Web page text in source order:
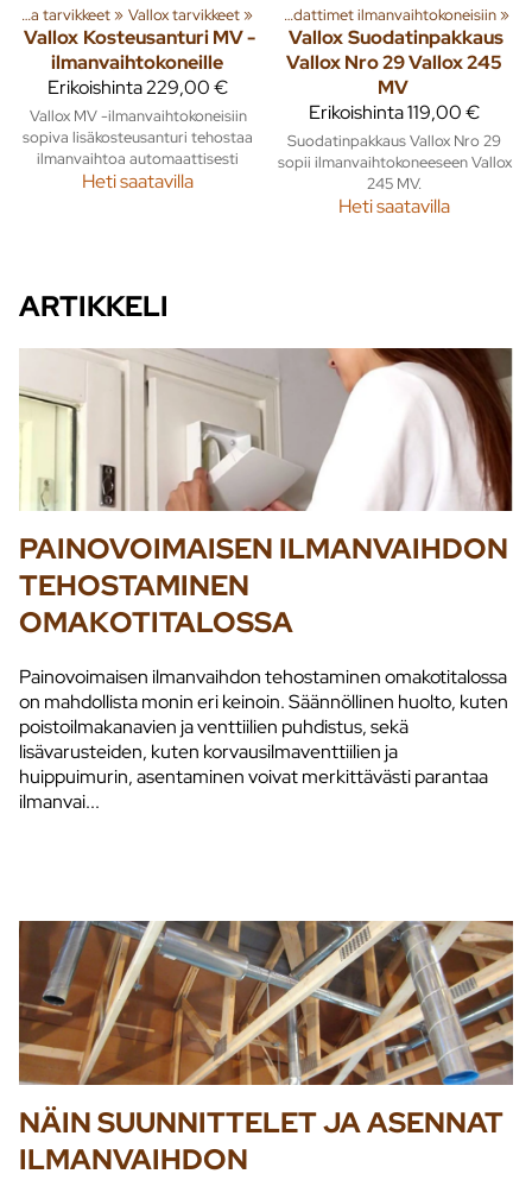
Vallox ilmanvaihtokoneet ja tarvikkeet‪» Vallox tarvikkeet‪»
Vallox Kosteusanturi MV -
ilmanvaihtokoneille
Erikoishinta229,00 €
Vallox MV -ilmanvaihtokoneisiin
sopiva lisäkosteusanturi tehostaa
ilmanvaihtoa automaattisesti
Heti saatavilla
tuotteita‪»Rakenna‪»Ilmanvaihto‪» Suodattimet ilmanvaihtokoneisiin‪»
Vallox Suodatinpakkaus
Vallox Nro 29 Vallox 245
MV
Erikoishinta119,00 €
Suodatinpakkaus Vallox Nro 29
sopii ilmanvaihtokoneeseen Vallox
245 MV.
Heti saatavilla
ARTIKKELI
PAINOVOIMAISEN ILMANVAIHDON
TEHOSTAMINEN
OMAKOTITALOSSA
Painovoimaisen ilmanvaihdon tehostaminen omakotitalossa
on mahdollista monin eri keinoin. Säännöllinen huolto, kuten
poistoilmakanavien ja venttiilien puhdistus, sekä
lisävarusteiden, kuten korvausilmaventtiilien ja
huippuimurin, asentaminen voivat merkittävästi parantaa
ilmanvai...
NÄIN SUUNNITTELET JA ASENNAT
ILMANVAIHDON